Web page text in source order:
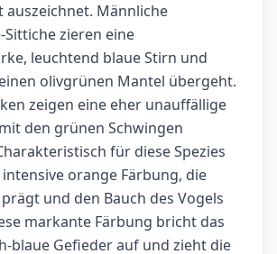
auszeichnet. Männliche
Sittiche zieren eine
leuchtend blaue Stirn und
olivgrünen Mantel übergeht.
zeigen eine eher unauffällige
den grünen Schwingen
für diese Spezies
orange Färbung, die
und den Bauch des Vogels
markante Färbung bricht das
blaue Gefieder auf und zieht die